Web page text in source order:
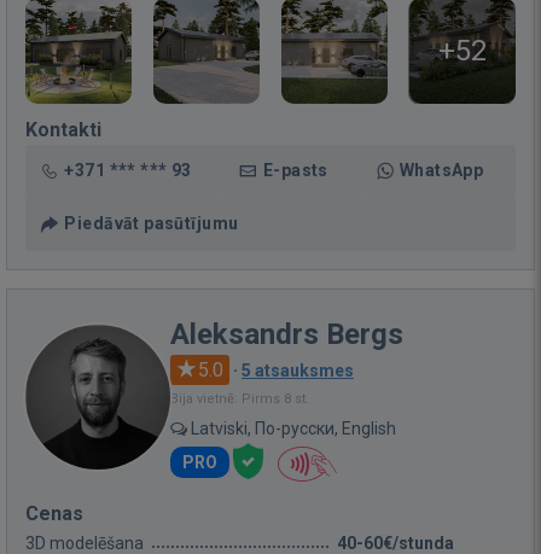
+52
Kontakti
+371 *** *** 93 E-pasts WhatsApp
Piedāvāt pasūtījumu
Aleksandrs Bergs
5.0 · 5 atsauksmes
Bija vietnē: Pirms 8 st.
Latviski, По-русски, English
PRO
Cenas
3D modelēšana 40-60€/stunda